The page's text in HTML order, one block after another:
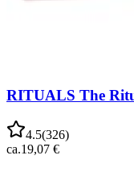
RITUALS The
4.5(326)
ca.19,07 €